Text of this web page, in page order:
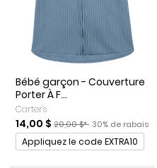
Bébé garçon - Couverture
Porter À F...
Carter's
Prix de solde
14,00 $ Prix ​​de détail suggéré
20,00 $* Pourcentage
30% de rabais
Promotions
Appliquez le code EXTRA10